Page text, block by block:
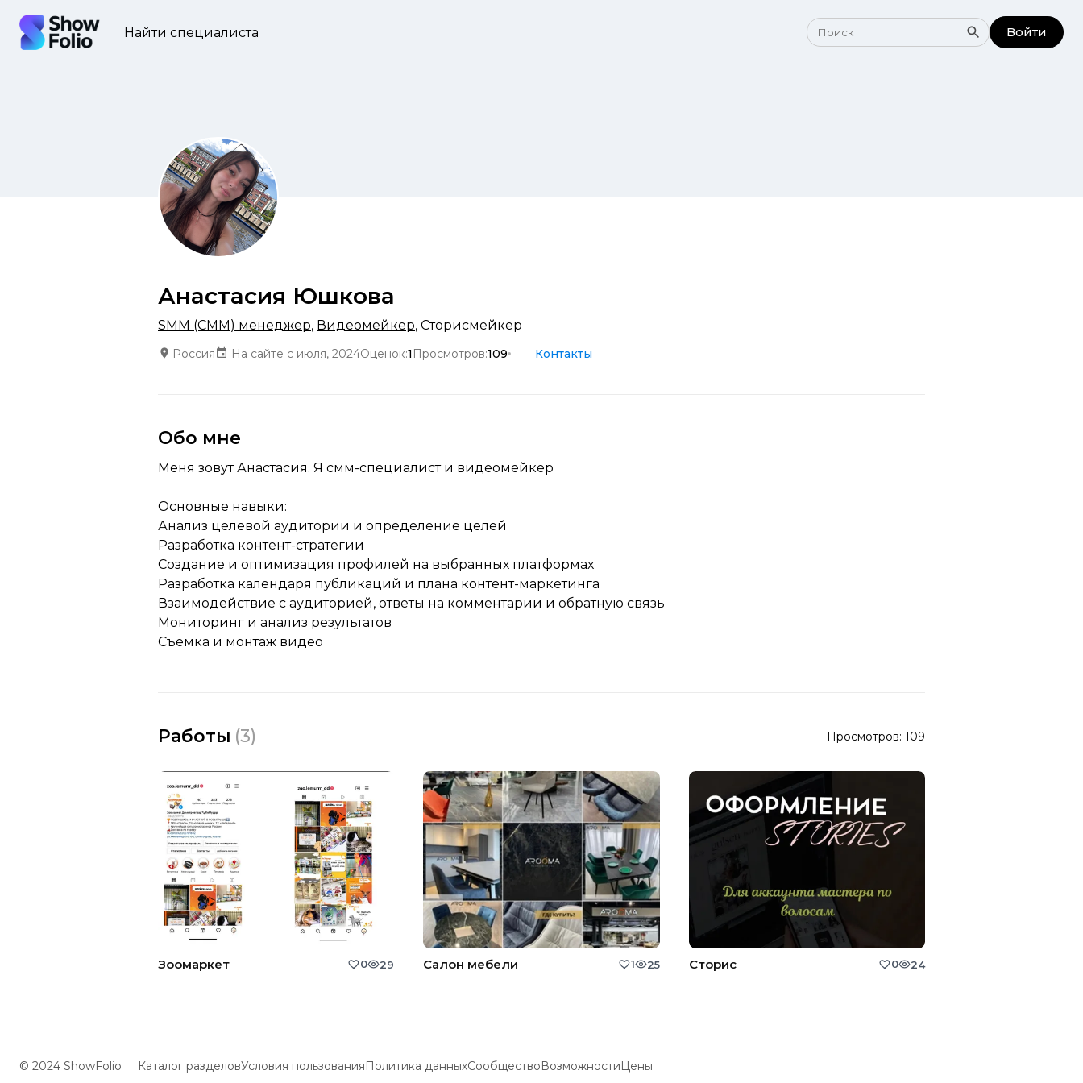
Найти специалиста Войти
Анастасия Юшкова
SMM (СММ) менеджер, Видеомейкер, Сторисмейкер
Россия На сайте с июля, 2024Оценок:1Просмотров:109 Контакты
Обо мне
Меня зовут Анастасия. Я смм-специалист и видеомейкер
Основные навыки:
Анализ целевой аудитории и определение целей
Разработка контент-стратегии
Создание и оптимизация профилей на выбранных платформах
Разработка календаря публикаций и плана контент-маркетинга
Взаимодействие с аудиторией, ответы на комментарии и обратную связь
Мониторинг и анализ результатов
Съемка и монтаж видео
Работы (3) Просмотров: 109
Зоомаркет 0 29 Салон мебели 1 25 Сторис 0 24
© 2024 ShowFolio Каталог разделовУсловия пользованияПолитика данныхСообществоВозможностиЦены